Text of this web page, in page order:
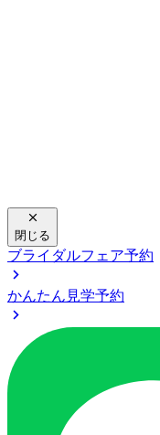
閉じる
ブライダルフェア予約
かんたん見学予約